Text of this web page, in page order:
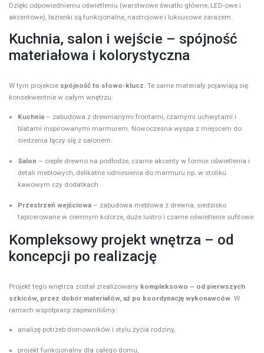
Dzięki odpowiedniemu oświetleniu (warstwowe światło główne, LED-owe i
akcentowe), łazienki są funkcjonalne, nastrojowe i luksusowe zarazem.
Kuchnia, salon i wejście – spójność
materiałowa i kolorystyczna
W tym projekcie spójność to słowo-klucz . Te same materiały pojawiają się
konsekwentnie w całym wnętrzu:
Kuchnia – zabudowa z drewnianymi frontami, czarnymi uchwytami i
blatami inspirowanymi marmurem. Nowoczesna wyspa z miejscem do
siedzenia łączy się z salonem.
Salon – ciepłe drewno na podłodze, czarne akcenty w formie oświetlenia i
detali meblowych, delikatne odniesienia do marmuru np. w stoliku
kawowym czy dodatkach.
Przestrzeń wejściowa – zabudowa meblowa z drewna, siedzisko
tapicerowane w ciemnym kolorze, duże lustro i czarne oświetlenie sufitowe.
Kompleksowy projekt wnętrza – od
koncepcji po realizację
Projekt tego wnętrza został zrealizowany kompleksowo – od pierwszych
szkiców, przez dobór materiałów, aż po koordynację wykonawców . W
ramach współpracy zapewniliśmy:
analizę potrzeb domowników i stylu życia rodziny,
projekt funkcjonalny dla całego domu,